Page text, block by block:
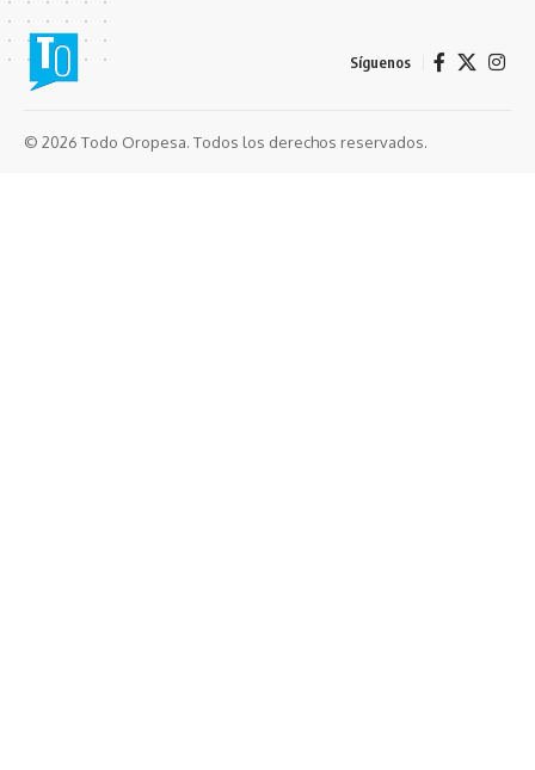
Síguenos
© 2026 Todo Oropesa. Todos los derechos reservados.